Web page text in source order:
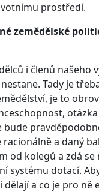
prostředí.
zemědělské
i členů našeho
Tady je
je to
bude
a daný
od kolegů a zdá
systému dotací.
a co je pro ně